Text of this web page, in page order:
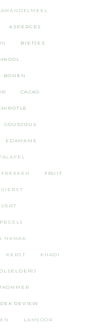
AMANDELMEEL
ASPERGES
BIETJES
BONEN
CACAO
COUSCOUS
EDAMAME
FALAFEL
FREEKEH FRUIT
GIERST
NAMAK
KERST KHADI
REVIEW
LAMSOOR